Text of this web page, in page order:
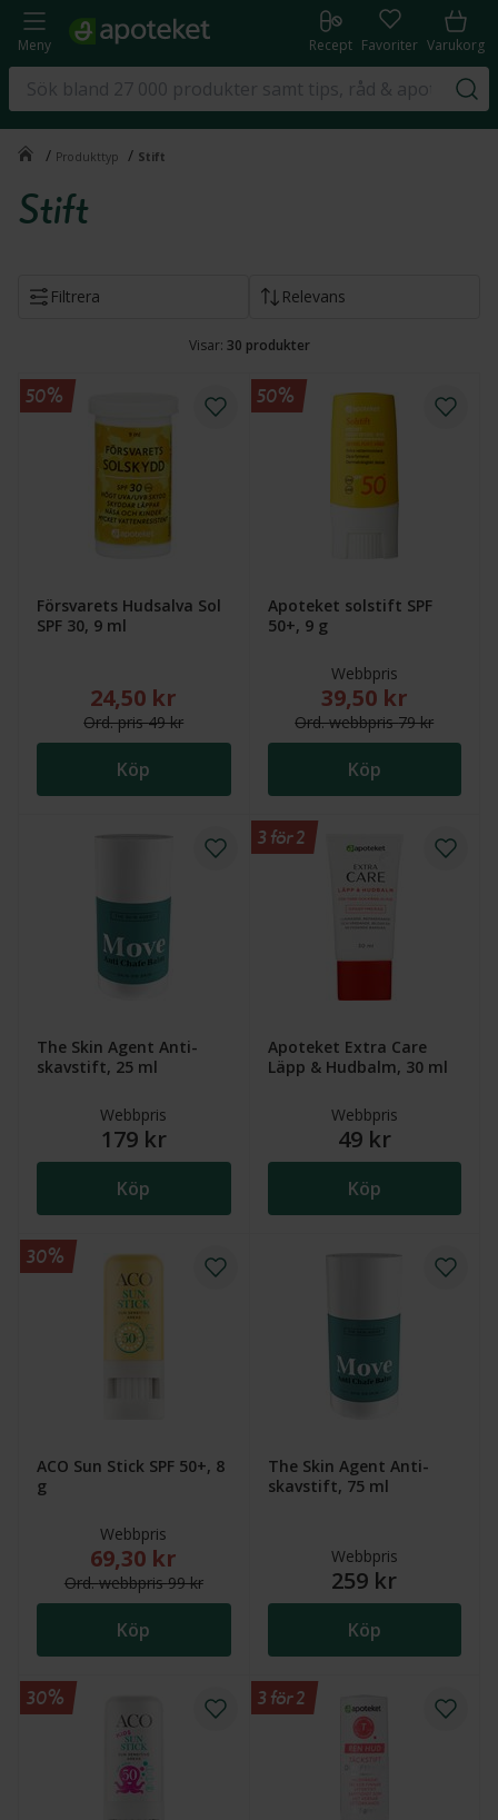
Meny Recept Favoriter Varukorg
/ Produkttyp / Stift
Stift
Filtrera Relevans
Visar: 30 produkter
Försvarets Hudsalva Sol
SPF 30, 9 ml
Nytt reducerat pris: 24,50 kr. Ordinarie pris
24,50 kr
Ord.pris49 kr
Köp
50%
Apoteket solstift SPF
50+, 9 g
Webbpris
Nytt reducerat
39,50 kr
Ord.webbpris79 kr
Köp
50%
The Skin Agent Anti-
skavstift, 25 ml
Webbpris
179 kr
Köp
Apoteket Extra Care
Läpp & Hudbalm, 30 ml
Webbpris
49 kr
Köp
3 för 2
ACO Sun Stick SPF 50+, 8
g
Webbpris
Nytt reducerat pris: 69,30 kr. Ordinarie webbpris
69,30 kr
Ord.webbpris99 kr
Köp
30%
The Skin Agent Anti-
skavstift, 75 ml
Webbpris
259 kr
Köp
30% 3 för 2